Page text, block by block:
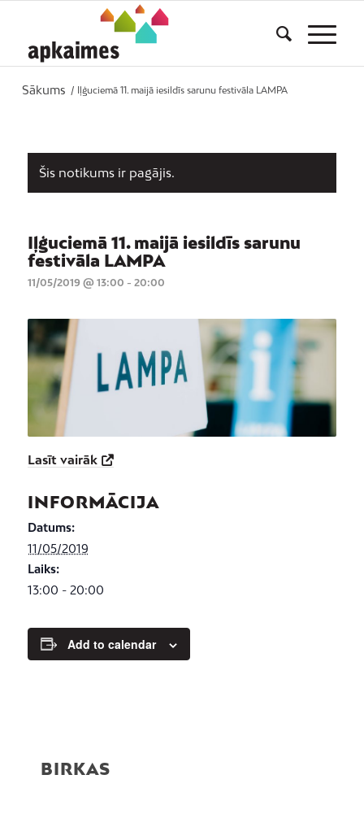
Sākums / Iļģuciemā 11. maijā iesildīs sarunu festivāla LAMPA
Šis notikums ir pagājis.
Iļģuciemā 11. maijā iesildīs sarunu
festivāla LAMPA
11/05/2019 @ 13:00 - 20:00
Lasīt vairāk
INFORMĀCIJA
Datums:
11/05/2019
Laiks:
13:00 - 20:00
Add to calendar
BIRKAS